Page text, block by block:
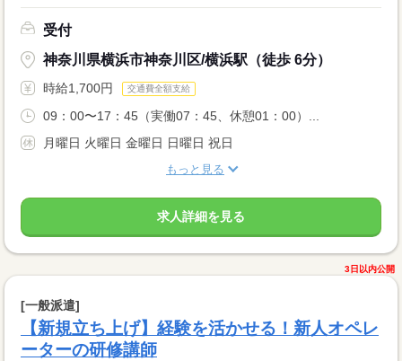
受付
神奈川県横浜市神奈川区/横浜駅（徒歩 6分）
時給1,700円 交通費全額支給
09：00〜17：45（実働07：45、休憩01：00）...
月曜日 火曜日 金曜日 日曜日 祝日
もっと見る
求人詳細を見る
3日以内公開
[一般派遣]
【新規立ち上げ】経験を活かせる！新人オペレ
ーターの研修講師